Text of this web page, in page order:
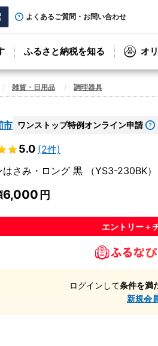
よくあるご質問・お問い合わせ
ふるさと納税を知る オ
雑貨・日用品 調理器具
市 ワンストップ特例オンライン申請
5.0 (2件)
はさみ・ロング 黒 （YS3-230BK）
6,000
エントリー＋
ログインして条件を満
新規会